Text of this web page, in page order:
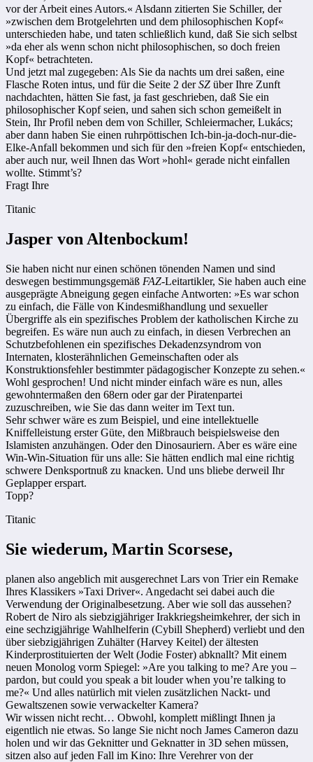
vor der Arbeit eines Autors.« Alsdann zitierten Sie Schiller, der
»zwischen dem Brotgelehrten und dem philosophischen Kopf«
unterschieden habe, und taten schließlich kund, daß Sie sich selbst
»da eher als wenn schon nicht philosophischen, so doch freien
Kopf« betrachteten.
Und jetzt mal zugegeben: Als Sie da nachts um drei saßen, eine
Flasche Roten intus, und für die Seite 2 derSZ über Ihre Zunft
nachdachten, hätten Sie fast, ja fast geschrieben, daß Sie ein
philosophischer Kopf seien, und sahen sich schon gemeißelt in
Stein, Ihr Profil neben dem von Schiller, Schleiermacher, Lukács;
aber dann haben Sie einen ruhrpöttischen Ich-bin-ja-doch-nur-die-
Elke-Anfall bekommen und sich für den »freien Kopf« entschieden,
aber auch nur, weil Ihnen das Wort »hohl« gerade nicht einfallen
wollte. Stimmt’s?
Fragt Ihre
Titanic
Jasper von Altenbockum!
Sie haben nicht nur einen schönen tönenden Namen und sind
deswegen bestimmungsgemäß FAZ-Leitartikler, Sie haben auch eine
ausgeprägte Abneigung gegen einfache Antworten: »Es war schon
zu einfach, die Fälle von Kindesmißhandlung und sexueller
Übergriffe als ein spezifisches Problem der katholischen Kirche zu
begreifen. Es wäre nun auch zu einfach, in diesen Verbrechen an
Schutzbefohlenen ein spezifisches Dekadenzsyndrom von
Internaten, klosterähnlichen Gemeinschaften oder als
Konstruktionsfehler bestimmter pädagogischer Konzepte zu sehen.«
Wohl gesprochen! Und nicht minder einfach wäre es nun, alles
gewohntermaßen den 68ern oder gar der Piratenpartei
zuzuschreiben, wie Sie das dann weiter im Text tun.
Sehr schwer wäre es zum Beispiel, und eine intellektuelle
Kniffelleistung erster Güte, den Mißbrauch beispielsweise den
Islamisten anzuhängen. Oder den Dinosauriern. Aber es wäre eine
Win-Win-Situation für uns alle: Sie hätten endlich mal eine richtig
schwere Denksportnuß zu knacken. Und uns bliebe derweil Ihr
Geplapper erspart.
Topp?
Titanic
Sie wiederum, Martin Scorsese,
planen also angeblich mit ausgerechnet Lars von Trier ein Remake
Ihres Klassikers »Taxi Driver«. Angedacht sei dabei auch die
Verwendung der Originalbesetzung. Aber wie soll das aussehen?
Robert de Niro als siebzigjähriger Irakkriegsheimkehrer, der sich in
eine sechzigjährige Wahlhelferin (Cybill Shepherd) verliebt und den
über siebzigjährigen Zuhälter (Harvey Keitel) der ältesten
Kinderprostituierten der Welt (Jodie Foster) abknallt? Mit einem
neuen Monolog vorm Spiegel: »Are you talking to me? Are you –
pardon, but could you speak a bit louder when you’re talking to
me?« Und alles natürlich mit vielen zusätzlichen Nackt- und
Gewaltszenen sowie verwackelter Kamera?
Wir wissen nicht recht… Obwohl, komplett mißlingt Ihnen ja
eigentlich nie etwas. So lange Sie nicht noch James Cameron dazu
holen und wir das Geknitter und Geknatter in 3D sehen müssen,
sitzen also auf jeden Fall im Kino: Ihre Verehrer von der